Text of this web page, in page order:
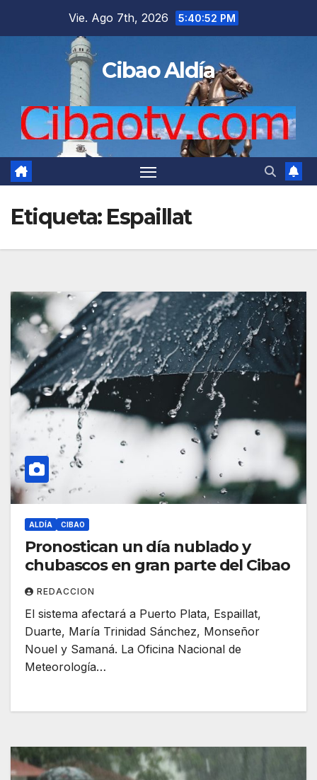
Vie. Ago 7th, 2026 5:40:53 PM
Cibao Aldía
Etiqueta: Espaillat
ALDÍA CIBAO
Pronostican un día nublado y
chubascos en gran parte del Cibao
REDACCION
El sistema afectará a Puerto Plata, Espaillat,
Duarte, María Trinidad Sánchez, Monseñor
Nouel y Samaná. La Oficina Nacional de
Meteorología…